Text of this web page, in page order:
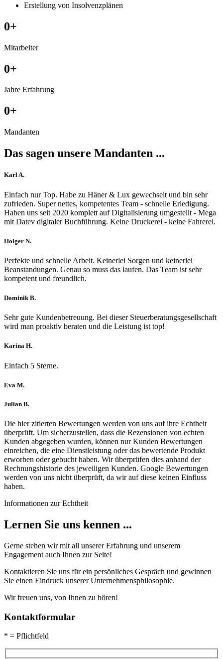
Erstellung von Insolvenz­plänen
0+
Mitarbeiter
0+
Jahre Erfahrung
0+
Mandanten
Das sagen unsere Mandanten ...
Karl A.
Filled
star
Filled
star
Filled
star
Filled
star
Filled
star
Einfach nur Top. Habe zu Häner & Lux gewechselt und bin sehr
zufrieden. Super nettes, kompetentes Team - schnelle Erledigung.
Haben uns seit 2020 komplett auf Digitalisierung umgestellt - Mega
mit Datev digitaler Buchführung. Keine Druckerei - keine Fahrerei.
Holger N.
Filled
star
Filled
star
Filled
star
Filled
star
Filled
star
Perfekte und schnelle Arbeit. Keinerlei Sorgen und keinerlei
Beanstandungen. Genau so muss das laufen. Das Team ist sehr
kompetent und freundlich.
Dominik B.
Filled
star
Filled
star
Filled
star
Filled
star
Filled
star
Sehr gute Kundenbetreuung. Bei dieser Steuerberatungsgesellschaft
wird man proaktiv beraten und die Leistung ist top!
Karina H.
Filled
Filled
Filled
Filled
Filled
Einfach 5 Sterne.
Eva M.
Filled
Filled
Filled
Filled
Filled
Julian B.
Filled
star
Filled
star
Filled
star
Filled
star
Filled
star
Die hier zitierten Bewertungen werden von uns auf ihre Echtheit
überprüft. Um sicherzustellen, dass die Rezensionen von echten
Kunden abgegeben wurden, können nur Kunden Bewertungen
einreichen, die eine Dienstleistung oder das bewertende Produkt
erworben oder gebucht haben. Wir überprüfen dies anhand der
Rechnungshistorie des jeweiligen Kunden. Google Bewertungen
werden von uns nicht überprüft, da wir auf diese keinen Einfluss
haben.
Informationen zur Echtheit
Lernen Sie uns kennen ...
Gerne stehen wir mit all unserer Erfahrung und unserem
Engagement auch Ihnen zur Seite!
Kontaktieren Sie uns für ein persönliches Gespräch und gewinnen
Sie einen Eindruck unserer Unternehmens­philosophie.
Wir freuen uns, von Ihnen zu hören!
Kontaktformular
* = Pflichtfeld